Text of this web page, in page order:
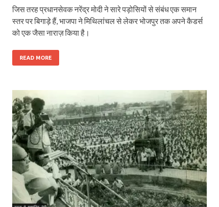
जिस तरह प्रधानसेवक नरेंद्र मोदी ने सारे पड़ोसियों से संबंध एक समान
स्तर पर बिगाड़े हैं, भाजपा ने मिथिलांचल से लेकर भोजपुर तक अपने कैडर्स
को एक जैसा नाराज़ किया है।
READ MORE